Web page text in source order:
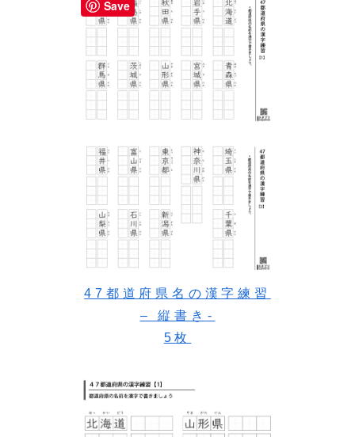
47都道府県名の漢字練習
– 縦書き-
5枚
Save